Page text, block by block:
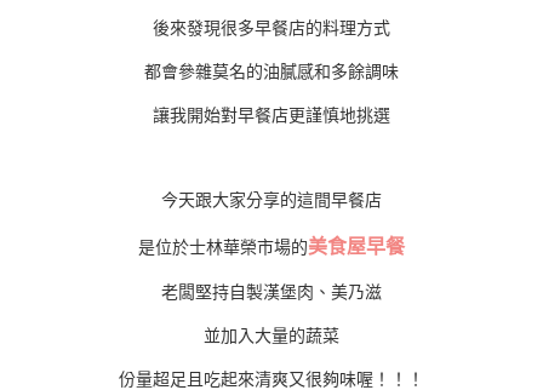
後來發現很多早餐店的料理方式
都會參雜莫名的油膩感和多餘調味
讓我開始對早餐店更謹慎地挑選
今天跟大家分享的這間早餐店
是位於士林華榮市場的美食屋早餐
老闆堅持自製漢堡肉、美乃滋
並加入大量的蔬菜
份量超足且吃起來清爽又很夠味喔！！！